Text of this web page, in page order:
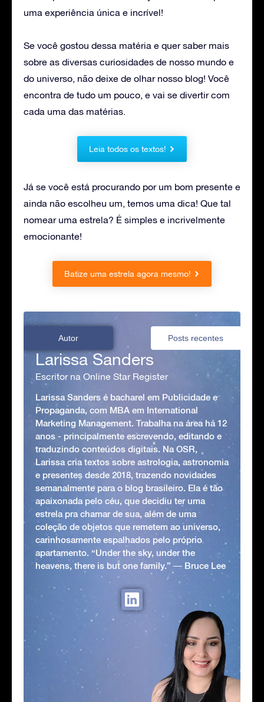
uma experiência única e incrível!
Se você gostou dessa matéria e quer saber mais
sobre as diversas curiosidades de nosso mundo e
do universo, não deixe de olhar nosso blog! Você
encontra de tudo um pouco, e vai se divertir com
cada uma das matérias.
Leia todos os textos!
Já se você está procurando por um bom presente e
ainda não escolheu um, temos uma dica! Que tal
nomear uma estrela? É simples e incrivelmente
emocionante!
Batize uma estrela agora mesmo!
Autor Posts recentes
Larissa Sanders
Escritor na Online Star Register
Larissa Sanders é bacharel em Publicidade e
Propaganda, com MBA em International
Marketing Management. Trabalha na área há 12
anos - principalmente escrevendo, editando e
traduzindo conteúdos digitais. Na OSR,
Larissa cria textos sobre astrologia, astronomia
e presentes desde 2018, trazendo novidades
semanalmente para o blog brasileiro. Ela é tão
apaixonada pelo céu, que decidiu ter uma
estrela pra chamar de sua, além de uma
coleção de objetos que remetem ao universo,
carinhosamente espalhados pelo próprio
apartamento. “Under the sky, under the
heavens, there is but one family.” ― Bruce Lee